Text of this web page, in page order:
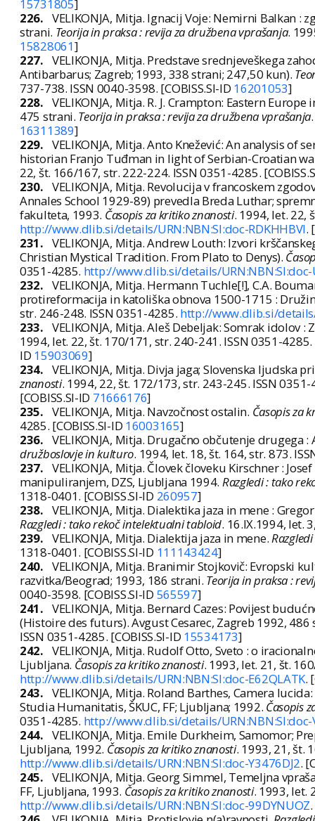
15731805]
226. VELIKONJA, Mitja. Ignacij Voje: Nemirni Balkan :
strani. Teorija in praksa : revija za družbena vprašanja.
15828061]
227. VELIKONJA, Mitja. Predstave srednjeveškega
Antibarbarus; Zagreb; 1993, 338 strani; 247,50 kun).
737-738. ISSN 0040-3598. [COBISS.SI-ID 16201053]
228. VELIKONJA, Mitja. R. J. Crampton: Eastern
475 strani. Teorija in praksa : revija za družbena vprašanja
16311389]
229. VELIKONJA, Mitja. Anto Knežević: An analysis
historian Franjo Tuđman in light of Serbian-Croatian
22, št. 166/167, str. 222-224. ISSN 0351-4285.
230. VELIKONJA, Mitja. Revolucija v francoskem
Annales School 1929-89) prevedla Breda Luthar;
fakulteta, 1993. Časopis za kritiko znanosti. 1994, let. 22,
http://www.dlib.si/details/URN:NBN:SI:doc-RDKHHBVI.
231. VELIKONJA, Mitja. Andrew Louth: Izvori
Christian Mystical Tradition. From Plato to Denys).
0351-4285. http://www.dlib.si/details/URN:NBN:SI:doc-
232. VELIKONJA, Mitja. Hermann Tuchle[!], C.A.
protireformacija in katoliška obnova 1500-1715 :
str. 246-248. ISSN 0351-4285. http://www.dlib.si/
233. VELIKONJA, Mitja. Aleš Debeljak: Somrak idolov :
1994, let. 22, št. 170/171, str. 240-241. ISSN 0351-4285.
ID 15903069]
234. VELIKONJA, Mitja. Divja jaga; Slovenska ljudska
znanosti. 1994, 22, št. 172/173, str. 243-245. ISSN
[COBISS.SI-ID 71666176]
235. VELIKONJA, Mitja. Navzočnost ostalin. Časopis za
4285. [COBISS.SI-ID 16003165]
236. VELIKONJA, Mitja. Drugačno občutenje drugega
družboslovje in kulturo. 1994, let. 18, št. 164, str. 873.
237. VELIKONJA, Mitja. Človek človeku Kirschner :
manipuliranjem, DZS, Ljubljana 1994. Razgledi : tako
1318-0401. [COBISS.SI-ID 260957]
238. VELIKONJA, Mitja. Dialektika jaza in mene :
Razgledi : tako rekoč intelektualni tabloid. 16.IX.1994, let.
239. VELIKONJA, Mitja. Dialektija jaza in mene.
1318-0401. [COBISS.SI-ID 111143424]
240. VELIKONJA, Mitja. Branimir Stojkovič: Evropski
razvitka/Beograd; 1993, 186 strani. Teorija in praksa :
0040-3598. [COBISS.SI-ID 565597]
241. VELIKONJA, Mitja. Bernard Cazes: Povijest
(Histoire des futurs). Avgust Cesarec, Zagreb 1992,
ISSN 0351-4285. [COBISS.SI-ID 15534173]
242. VELIKONJA, Mitja. Rudolf Otto, Sveto : o
Ljubljana. Časopis za kritiko znanosti. 1993, let. 21, št.
http://www.dlib.si/details/URN:NBN:SI:doc-E62QLATK.
243. VELIKONJA, Mitja. Roland Barthes, Camera
Studia Humanitatis, ŠKUC, FF; Ljubljana; 1992. Časopis
0351-4285. http://www.dlib.si/details/URN:NBN:SI:doc-
244. VELIKONJA, Mitja. Emile Durkheim, Samomor;
Ljubljana, 1992. Časopis za kritiko znanosti. 1993, 21, št.
http://www.dlib.si/details/URN:NBN:SI:doc-Y3476DJ2.
245. VELIKONJA, Mitja. Georg Simmel, Temeljna
FF, Ljubljana, 1993. Časopis za kritiko znanosti. 1993, let.
http://www.dlib.si/details/URN:NBN:SI:doc-99DYNUOZ